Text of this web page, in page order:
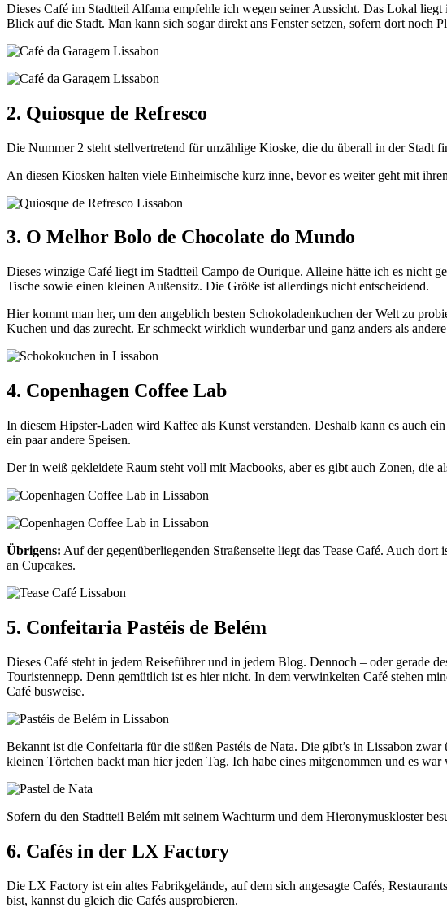
Dieses Café im Stadtteil Alfama empfehle ich wegen seiner Aussicht. Das Lokal
Blick auf die Stadt. Man kann sich sogar direkt ans Fenster setzen, sofern dort
2. Quiosque de Refresco
Die Nummer 2 steht stellvertretend für unzählige Kioske, die du überall in der Stadt
An diesen Kiosken halten viele Einheimische kurz inne, bevor es weiter geht mit
3. O Melhor Bolo de Chocolate do Mundo
Dieses winzige Café liegt im Stadtteil Campo de Ourique. Alleine hätte ich es nicht
Tische sowie einen kleinen Außensitz. Die Größe ist allerdings nicht entscheidend.
Hier kommt man her, um den angeblich besten Schokoladenkuchen der Welt zu
Kuchen und das zurecht. Er schmeckt wirklich wunderbar und ganz anders als
4. Copenhagen Coffee Lab
In diesem Hipster-Laden wird Kaffee als Kunst verstanden. Deshalb kann es auch
ein paar andere Speisen.
Der in weiß gekleidete Raum steht voll mit Macbooks, aber es gibt auch Zonen, die
Übrigens: Auf der gegenüberliegenden Straßenseite liegt das Tease Café. Auch
an Cupcakes.
5. Confeitaria Pastéis de Belém
Dieses Café steht in jedem Reiseführer und in jedem Blog. Dennoch – oder gerade
Touristennepp. Denn gemütlich ist es hier nicht. In dem verwinkelten Café stehen
Café busweise.
Bekannt ist die Confeitaria für die süßen Pastéis de Nata. Die gibt’s in Lissabon
kleinen Törtchen backt man hier jeden Tag. Ich habe eines mitgenommen und es
Sofern du den Stadtteil Belém mit seinem Wachturm und dem Hieronymuskloster
6. Cafés in der LX Factory
Die LX Factory ist ein altes Fabrikgelände, auf dem sich angesagte Cafés,
bist, kannst du gleich die Cafés ausprobieren.